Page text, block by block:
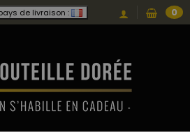
de livraison : 0